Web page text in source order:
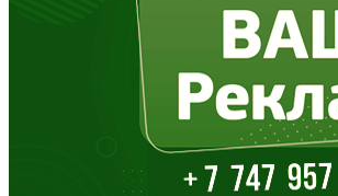
Дагестан
Еврейская АО
Забайкальский край
Запорожская область